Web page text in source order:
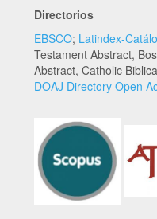
Directorios
EBSCO; Latindex-
Testament Abstract,
Abstract, Catholic
DOAJ Directory Open